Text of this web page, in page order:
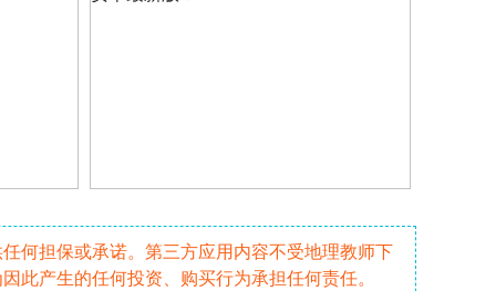
何担保或承诺。第三方应用内容不受地理教师下
产生的任何投资、购买行为承担任何责任。